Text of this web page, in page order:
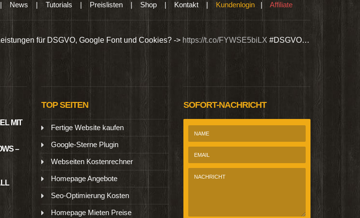
News | Tutorials | Preislisten| Shop| Kontakt| Kundenlogin| Affiliate
für DSGVO, Google Font und Cookies? -> https://t.co/FYWSE5biLX #DSGVO…
Wir bieten
MIT
–
TOP SEITEN
Fertige Website kaufen
Google-Sterne Plugin
Webseiten Kostenrechner
Homepage Angebote
Seo-Optimierung Kosten
Homepage Mieten Preise
SOFORT-NACHRICHT